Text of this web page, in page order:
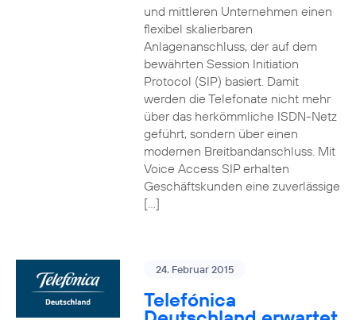
und mittleren Unternehmen einen
flexibel skalierbaren
Anlagenanschluss, der auf dem
bewährten Session Initiation
Protocol (SIP) basiert. Damit
werden die Telefonate nicht mehr
über das herkömmliche ISDN-Netz
geführt, sondern über einen
modernen Breitbandanschluss. Mit
Voice Access SIP erhalten
Geschäftskunden eine zuverlässige
[…]
24. Februar 2015
Telefónica